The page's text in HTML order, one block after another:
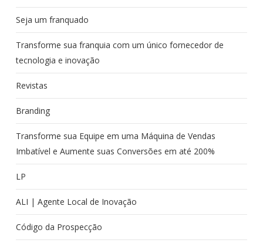
Seja um franquado
Transforme sua franquia com um único fornecedor de
tecnologia e inovação
Revistas
Branding
Transforme sua Equipe em uma Máquina de Vendas
Imbatível e Aumente suas Conversões em até 200%
LP
ALI | Agente Local de Inovação
Código da Prospecção